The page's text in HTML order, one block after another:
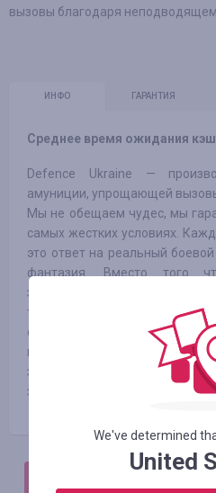
вызовы благодаря
ИНФО ГАРАНТИЯ
Среднее время ожидания
Defence Ukraine —
амуниции, упрощающей
Мы не обещаем чудес, мы
самых жестких условиях.
это ответ на реальный
фантазия. Вместо того
зарубежные образцы, мы
тестируем их вместе с
совершенствуем
клиентами, и никогда не
защитника. В центре нашей
звание.
We've determined
United